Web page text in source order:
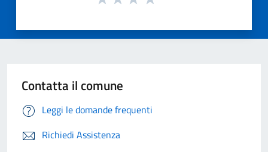
Contatta il comune
Leggi le domande frequenti
Richiedi Assistenza